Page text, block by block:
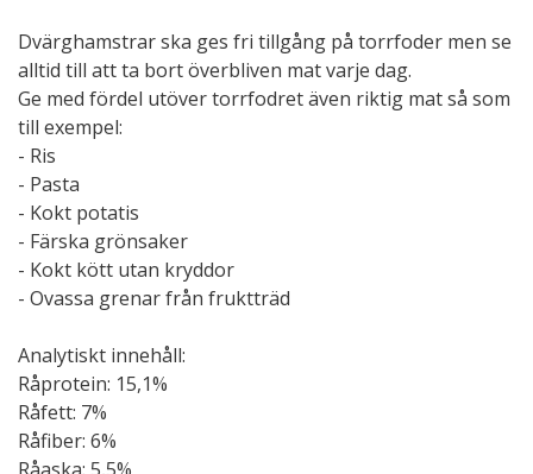
Dvärghamstrar ska ges fri tillgång på torrfoder men se
alltid till att ta bort överbliven mat varje dag.
Ge med fördel utöver torrfodret även riktig mat så som
till exempel:
- Ris
- Pasta
- Kokt potatis
- Färska grönsaker
- Kokt kött utan kryddor
- Ovassa grenar från fruktträd
Analytiskt innehåll:
Råprotein: 15,1%
Råfett: 7%
Råfiber: 6%